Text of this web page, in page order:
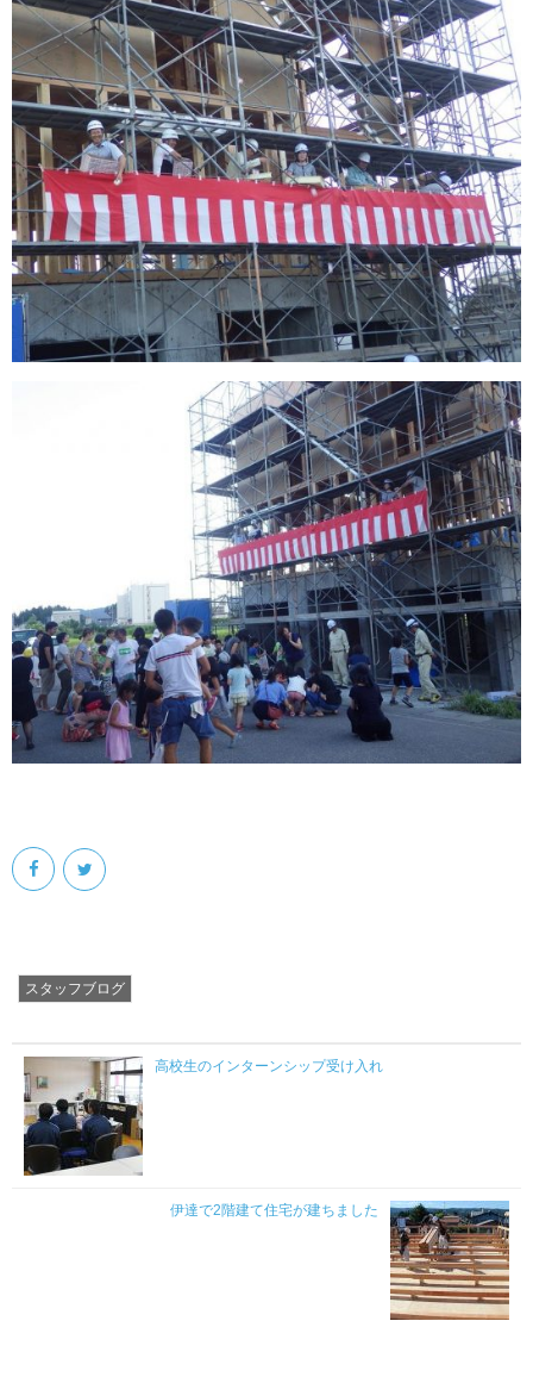
スタッフブログ
高校生のインターンシップ受け入れ
伊達で2階建て住宅が建ちました